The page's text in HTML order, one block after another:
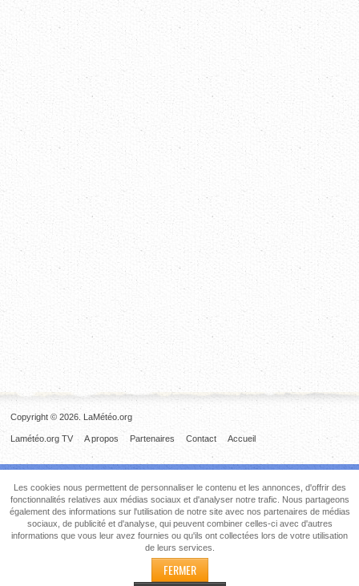
Copyright © 2026. LaMétéo.org
Accueil
Contact
Partenaires
A propos
Lamétéo.org TV
Les cookies nous permettent de personnaliser le contenu et les annonces, d'offrir des
fonctionnalités relatives aux médias sociaux et d'analyser notre trafic. Nous partageons
également des informations sur l'utilisation de notre site avec nos partenaires de médias
sociaux, de publicité et d'analyse, qui peuvent combiner celles-ci avec d'autres
informations que vous leur avez fournies ou qu'ils ont collectées lors de votre utilisation
de leurs services.
FERMER